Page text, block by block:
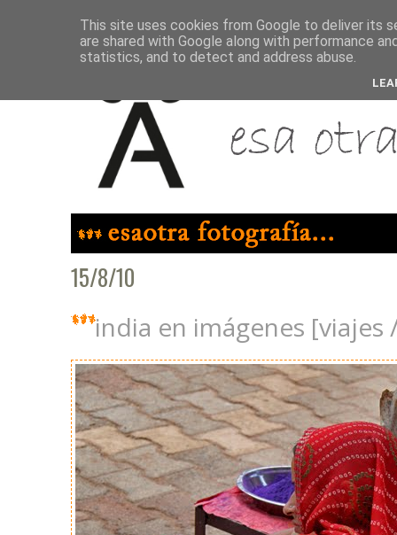
15/8/10
india en imágenes
This site uses cookies from Google to deliver its
are shared with Google along with performance
statistics, and to detect and address abuse.